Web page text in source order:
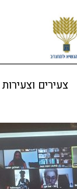
צעירים וצעירות